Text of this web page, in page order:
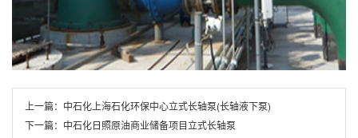
上一篇： 中石化上海石化环保中心立式长轴泵(长轴液下泵)
下一篇： 中石化日照原油商业储备项目立式长轴泵